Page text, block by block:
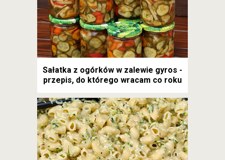
Sałatka z ogórków w zalewie gyros -
przepis, do którego wracam co roku